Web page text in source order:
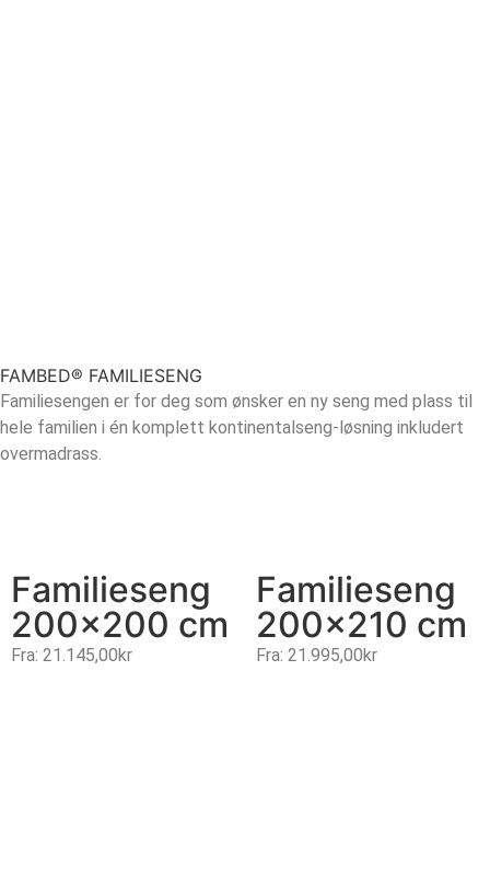
FAMBED® FAMILIESENG
Familiesengen er for deg som ønsker en ny seng med plass til
hele familien i én komplett kontinentalseng-løsning inkludert
overmadrass.
Familieseng
200×200 cm
Fra: 21.145,00kr
Familieseng
200×210 cm
Fra: 21.995,00kr